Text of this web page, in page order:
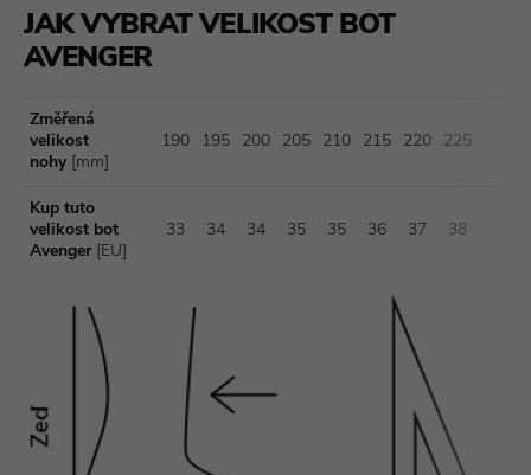
JAK VYBRAT VELIKOST BOT
AVENGER
Změřená
velikost
nohy [mm]
190 195 200 205 210 215 220 225
Kup tuto
velikost bot
Avenger[EU]
33 34 34 35 35 36 37 38